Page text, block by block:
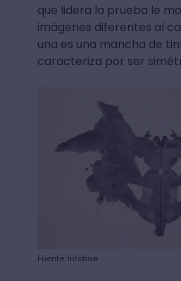
que lidera la prueba le
imágenes diferentes al
una es una mancha de
caracteriza por ser
Fuente: Infobae